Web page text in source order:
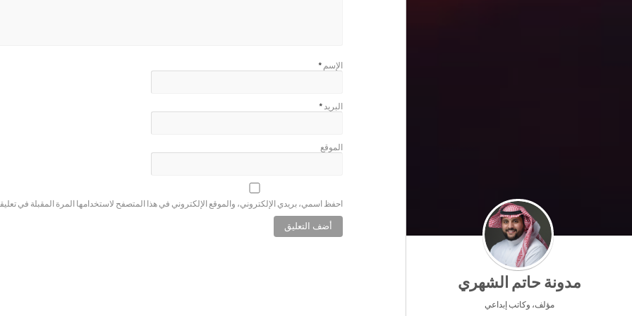
مدونة حاتم الشهري
مؤلف، وكاتب إبداعي
الإسم *
البريد*
الموقع
احفظ اسمي، بريدي الإلكتروني، والموقع الإلكتروني في هذا المتصفح لاستخدامها المرة المقبلة في